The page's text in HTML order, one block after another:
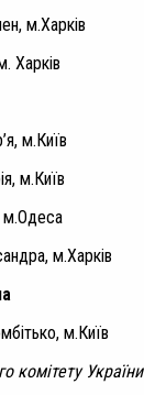
м.Харків
Харків
м.Київ
м.Київ
м.Одеса
м.Харків
м.Київ
комітету України